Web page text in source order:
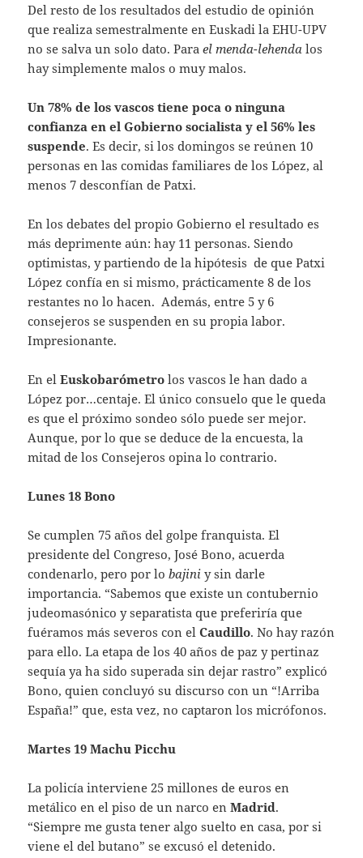
Del resto de los resultados del estudio de opinión
que realiza semestralmente en Euskadi la EHU-UPV
no se salva un solo dato. Parael menda-lehenda los
hay simplemente malos o muy malos.
Un 78% de los vascos tiene poca o ninguna
confianza en el Gobierno socialista y el 56% les
suspende. Es decir, si los domingos se reúnen 10
personas en las comidas familiares de los López, al
menos 7 desconfían de Patxi.
En los debates del propio Gobierno el resultado es
más deprimente aún: hay 11 personas. Siendo
optimistas, y partiendo de la hipótesis de que Patxi
López confía en si mismo, prácticamente 8 de los
restantes no lo hacen. Además, entre 5 y 6
consejeros se suspenden en su propia labor.
Impresionante.
En elEuskobarómetro los vascos le han dado a
López por…centaje. El único consuelo que le queda
es que el próximo sondeo sólo puede ser mejor.
Aunque, por lo que se deduce de la encuesta, la
mitad de los Consejeros opina lo contrario.
Lunes 18 Bono
Se cumplen 75 años del golpe franquista. El
presidente del Congreso, José Bono, acuerda
condenarlo, pero por lobajini y sin darle
importancia. “Sabemos que existe un contubernio
judeomasónico y separatista que preferiría que
fuéramos más severos con elCaudillo. No hay razón
para ello. La etapa de los 40 años de paz y pertinaz
sequía ya ha sido superada sin dejar rastro” explicó
Bono, quien concluyó su discurso con un “!Arriba
España!” que, esta vez, no captaron los micrófonos.
Martes 19 Machu Picchu
La policía interviene 25 millones de euros en
metálico en el piso de un narco enMadrid.
“Siempre me gusta tener algo suelto en casa, por si
viene el del butano” se excusó el detenido.